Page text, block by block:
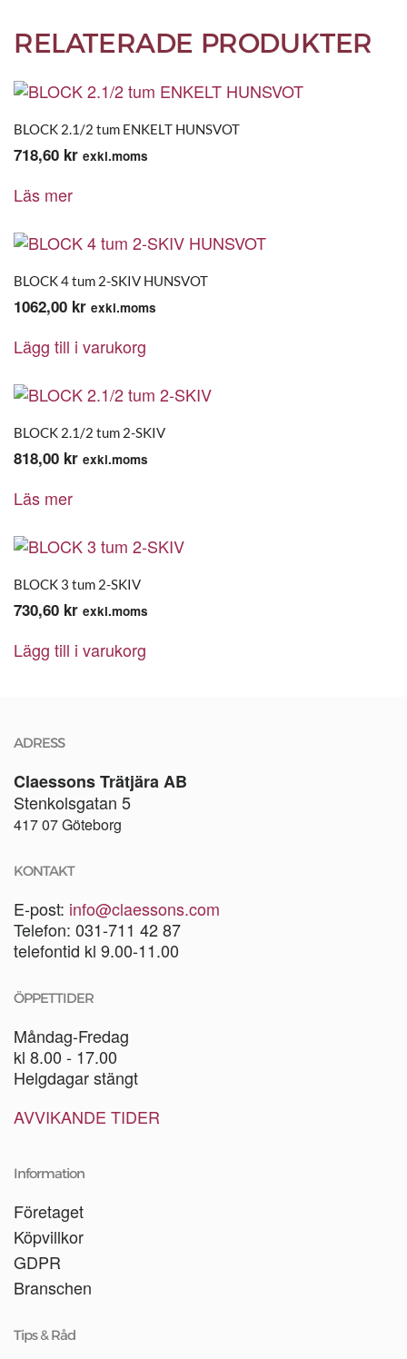
RELATERADE PRODUKTER
BLOCK 2.1/2 tum ENKELT HUNSVOT
718,60 kr exkl.moms
Läs mer
BLOCK 4 tum 2-SKIV HUNSVOT
1062,00 kr exkl.moms
Lägg till i varukorg
BLOCK 2.1/2 tum 2-SKIV
818,00 kr exkl.moms
Läs mer
BLOCK 3 tum 2-SKIV
730,60 kr exkl.moms
Lägg till i varukorg
ADRESS
Claessons Trätjära AB
Stenkolsgatan 5
417 07 Göteborg
KONTAKT
E-post: info@claessons.com
Telefon: 031-711 42 87
telefontid kl 9.00-11.00
ÖPPETTIDER
Måndag-Fredag
kl 8.00 - 17.00
Helgdagar stängt
AVVIKANDE TIDER
Information
Företaget
Köpvillkor
GDPR
Branschen
Tips & Råd